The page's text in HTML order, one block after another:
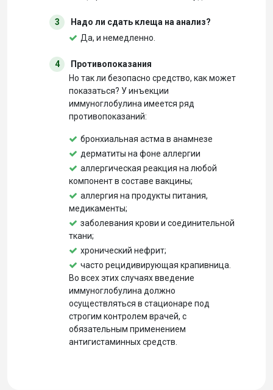
3
Надо ли сдать клеща на анализ?
Да, и немедленно.
4
Противопоказания
Но так ли безопасно средство, как может
показаться? У инъекции
иммуноглобулина имеется ряд
противопоказаний:
бронхиальная астма в анамнезе
дерматиты на фоне аллергии
аллергическая реакция на любой
компонент в составе вакцины;
аллергия на продукты питания,
медикаменты;
заболевания крови и соединительной
ткани;
хронический нефрит;
часто рецидивирующая крапивница.
Во всех этих случаях введение
иммуноглобулина должно
осуществляться в стационаре под
строгим контролем врачей, с
обязательным применением
антигистаминных средств.